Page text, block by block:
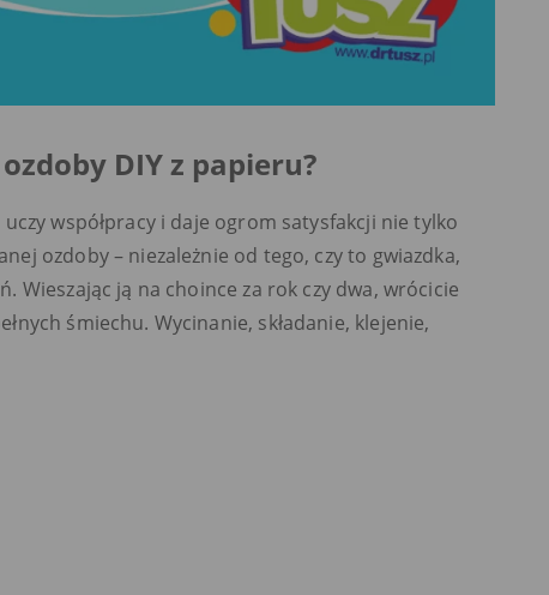
DIY z papieru?
współpracy i daje ogrom satysfakcji nie tylko
ozdoby – niezależnie od tego, czy to gwiazdka,
Wieszając ją na choince za rok czy dwa, wrócicie
śmiechu. Wycinanie, składanie, klejenie,